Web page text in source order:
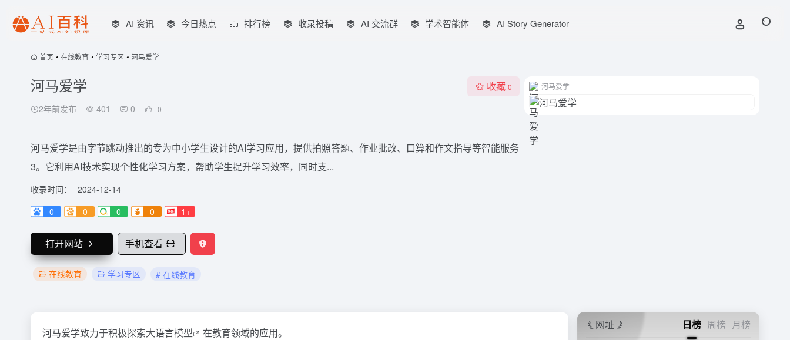
AI 资讯 今日热点 排行榜 收录投稿 AI 交流群 学术智能体 AI Story Generator
首页 • 在线教育 • 学习专区 • 河马爱学
河马爱学
2年前发布 401 0 0
收藏 0
河马爱学是由字节跳动推出的专为中小学生设计的AI学习应用，提供拍照答题、作业批改、口算和作文指导等智能服务
3。它利用AI技术实现个性化学习方案，帮助学生提升学习效率，同时支...
收录时间：
2024-12-14
0
0 0 0 1+
打开网站 手机查看
在线教育 学习专区 # 在线教育
河马爱学
河马爱学致力于积极探索大语言模型 在教育领域的应用。
网址 日榜 周榜 月榜